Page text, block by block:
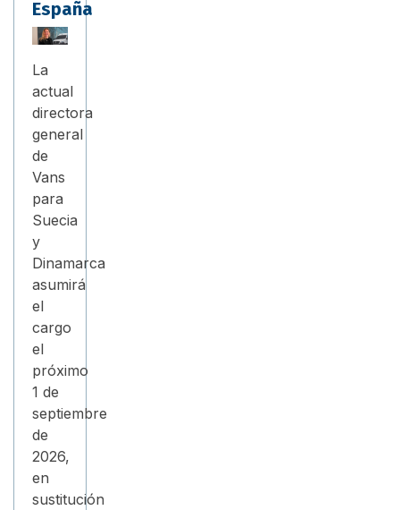
España
La
actual
directora
general
de
Vans
para
Suecia
y
Dinamarca
asumirá
el
cargo
el
próximo
1 de
septiembre
de
2026,
en
sustitución